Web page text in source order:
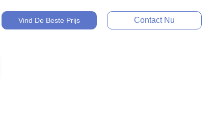
Vind De Beste Prijs Contact Nu